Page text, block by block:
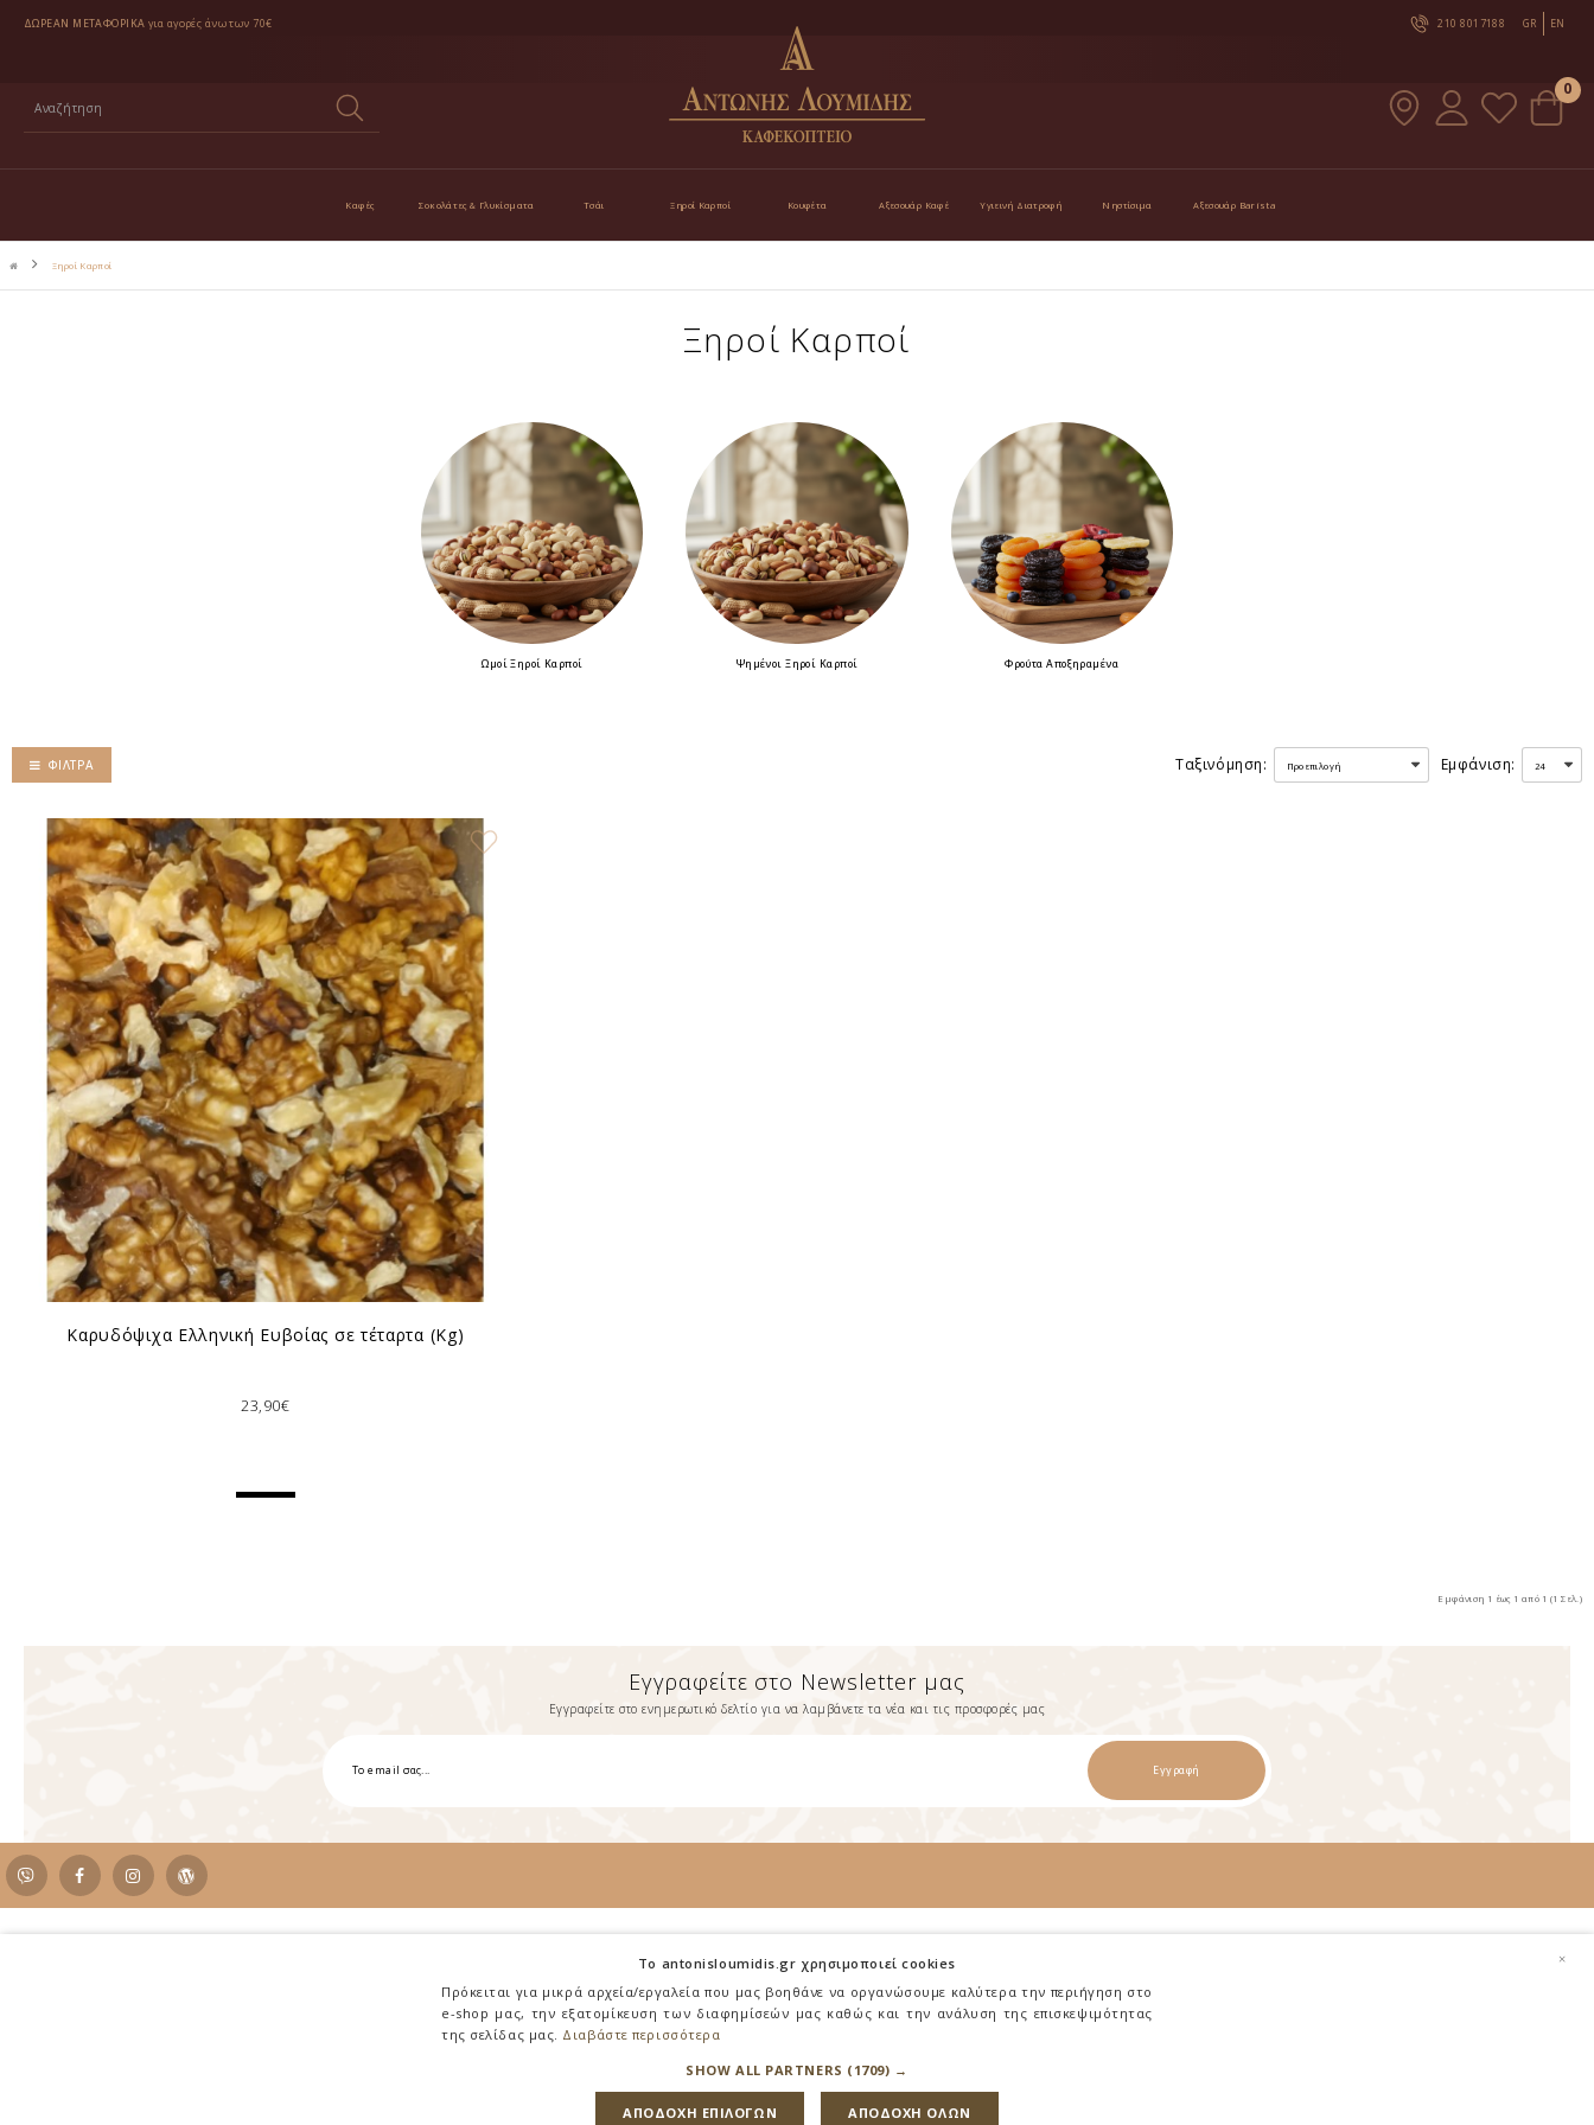
ΔΩΡΕΑΝ ΜΕΤΑΦΟΡΙΚΑ για αγορές άνω των 70€ 210 8017188 GR EN
0
Καφές Σοκολάτες & Γλυκίσματα Τσάι Ξηροί Καρποί Κουφέτα Αξεσουάρ Καφέ Υγιεινή Διατροφή Νηστίσιμα Αξεσουάρ Barista
Ξηροί Καρποί
Ωμοί Ξηροί Καρποί Ψημένοι Ξηροί Καρποί Φρούτα Αποξηραμένα
Ξηροί Καρποί
ΦΊΛΤΡΑ Ταξινόμηση: Εμφάνιση:
Καρυδόψιχα Ελληνική Ευβοίας σε τέταρτα (Kg)
23,90€
Εμφάνιση 1 έως 1 από 1 (1 Σελ.)
Εγγραφείτε στο Newsletter μας
Εγγραφείτε στο ενημερωτικό δελτίο για να λαμβάνετε τα νέα και τις προσφορές μας
Εγγραφή
Όροι Χρήσης
Επικοινωνία
×
To antonisloumidis.gr χρησιμοποιεί cookies
Πρόκειται για μικρά αρχεία/εργαλεία που μας βοηθάνε να οργανώσουμε καλύτερα την περιήγηση στο
e-shop μας, την εξατομίκευση των διαφημίσεών μας καθώς και την ανάλυση της επισκεψιμότητας
της σελίδας μας. Διαβάστε περισσότερα
SHOW ALL PARTNERS (1709) →
ΑΠΟΔΟΧΗ ΕΠΙΛΟΓΩΝ ΑΠΟΔΟΧΗ ΟΛΩΝ